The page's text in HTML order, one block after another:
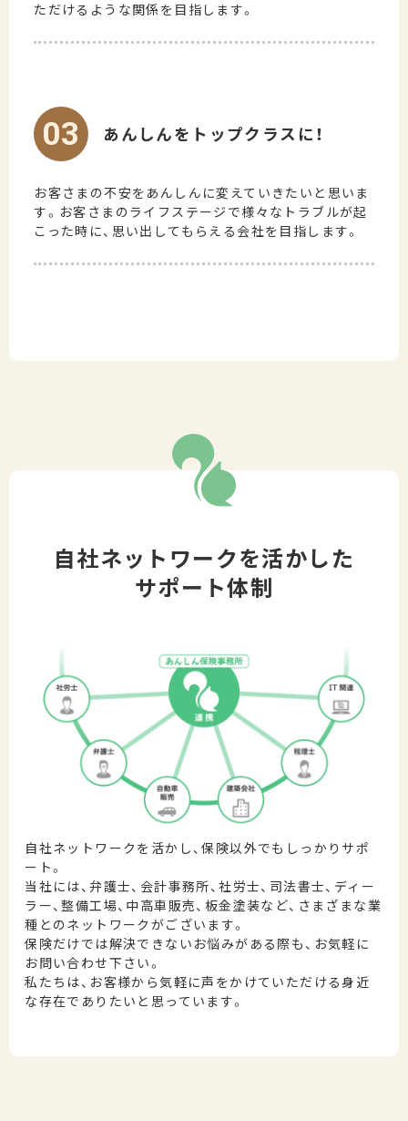
ただけるような関係を目指します。
03 あんしんをトップクラスに！
お客さまの不安をあんしんに変えていきたいと思いま
す。お客さまのライフステージで様々なトラブルが起
こった時に、思い出してもらえる会社を目指します。
自社ネットワークを活かした
サポート体制
自社ネットワークを活かし、保険以外でもしっかりサポ
ート。
当社には、弁護士、会計事務所、社労士、司法書士、ディー
ラー、整備工場、中高車販売、板金塗装など、さまざまな業
種とのネットワークがございます。
保険だけでは解決できないお悩みがある際も、お気軽に
お問い合わせ下さい。
私たちは、お客様から気軽に声をかけていただける身近
な存在でありたいと思っています。